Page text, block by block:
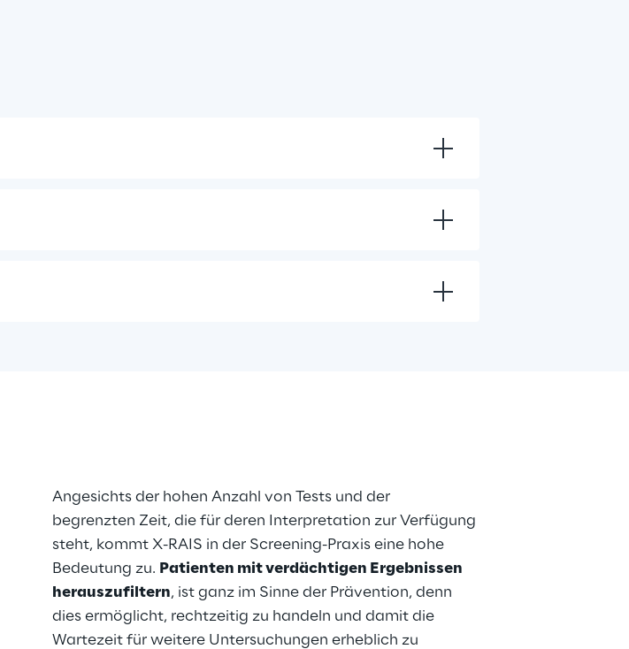
Angesichts der hohen Anzahl von Tests und der
begrenzten Zeit, die für deren Interpretation zur Verfügung
steht, kommt X-RAIS in der Screening-Praxis eine hohe
Bedeutung zu. Patienten mit verdächtigen Ergebnissen
herauszufiltern, ist ganz im Sinne der Prävention, denn
dies ermöglicht, rechtzeitig zu handeln und damit die
Wartezeit für weitere Untersuchungen erheblich zu